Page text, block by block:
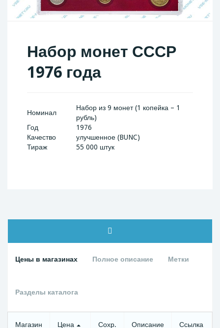
Набор монет СССР
1976 года
Номинал
Набор из 9 монет (1 копейка – 1
рубль)
Год
1976
Качество
улучшенное (BUNC)
Тираж
55 000 штук
Цены в магазинах Полное описание Метки
Разделы каталога
Магазин Цена Сохр. Описание Ссылка